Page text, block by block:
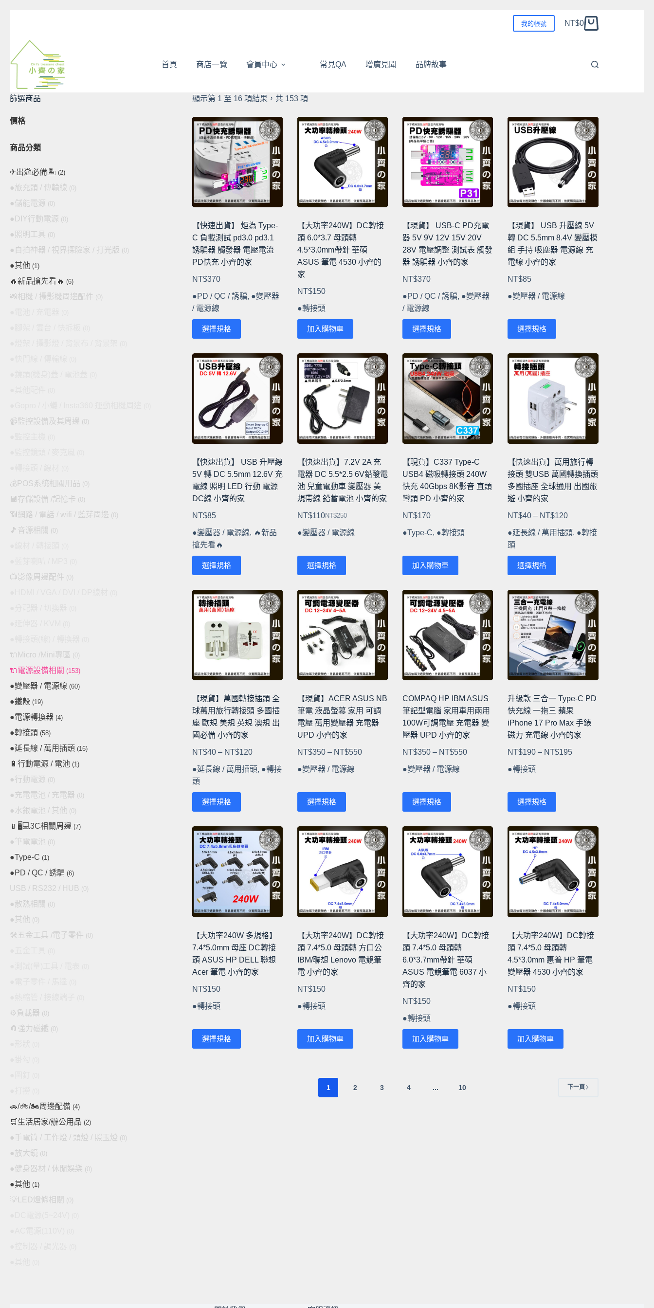
內
我的帳號
購
NT$0
首頁 商店一覽 會員中心 常見QA 增廣見聞 品牌故事
顯示第 1 至 16 項結果，共 153 項依
銷
度
序
【快速出貨】 炬為 Type-
C 負載測試 pd3.0 pd3.1
誘騙器 觸發器 電壓電流
PD快充 小齊的家
NT$370
●PD / QC / 誘騙, ●變壓器
/ 電源線
選擇規格
產
有
式。
可
在
產
品
頁
面
選
選
項
【大功率240W】DC轉接
頭 6.0*3.7 母頭轉
4.5*3.0mm帶針 華碩
ASUS 筆電 4530 小齊的
家
NT$150
●轉接頭
加入購物車
【現貨】 USB-C PD充電
器 5V 9V 12V 15V 20V
28V 電壓調整 測試表 觸發
器 誘騙器 小齊的家
NT$370
●PD / QC / 誘騙, ●變壓器
/ 電源線
選擇規格
產
有
多
種
式。
可
在
產
品
頁
面
選
選
項
【現貨】 USB 升壓線 5V
轉 DC 5.5mm 8.4V 變壓模
組 手持 吸塵器 電源線 充
電線 小齊的家
NT$85
●變壓器 / 電源線
選擇規格
產
有
多
在
產
品
頁
面
選
選
項
【快速出貨】 USB 升壓線
5V 轉 DC 5.5mm 12.6V 充
電線 照明 LED 行動 電源
DC線 小齊的家
NT$85
●變壓器 / 電源線, 🔥新品
搶先看🔥
選擇規格
產
有
多
在
產
品
頁
面
選
選
項
【快速出貨】7.2V 2A 充
電器 DC 5.5*2.5 6V鉛酸電
池 兒童電動車 變壓器 美
規帶線 鉛蓄電池 小齊的家
NT$250
原
始
格：
NT$250。
NT$110
目
前
格：
NT$110。
●變壓器 / 電源線
選擇規格
產
有
款
式。
在
產
品
頁
面
選
選
項
【現貨】C337 Type-C
USB4 磁吸轉接頭 240W
快充 40Gbps 8K影音 直頭
彎頭 PD 小齊的家
NT$170
●Type-C, ●轉接頭
加入購物車
【快速出貨】萬用旅行轉
接頭 雙USB 萬國轉換插頭
多國插座 全球通用 出國旅
遊 小齊的家
NT$40 – NT$120價
格
NT$120
●延長線 / 萬用插頭, ●轉接
頭
選擇規格
產
有
多
種
款
式。
可
在
產
品
頁
面
選
選
項
【現貨】萬國轉接插頭 全
球萬用旅行轉接頭 多國插
座 歐規 美規 英規 澳規 出
國必備 小齊的家
NT$40 – NT$120價
格
NT$120
●延長線 / 萬用插頭, ●轉接
頭
選擇規格
產
有
式。
在
產
品
頁
面
選
選
項
【現貨】ACER ASUS NB
筆電 液晶螢幕 家用 可調
電壓 萬用變壓器 充電器
UPD 小齊的家
NT$350 – NT$550價
NT$550
●變壓器 / 電源線
選擇規格
產
有
式。
在
產
品
頁
面
選
選
項
COMPAQ HP IBM ASUS
筆記型電腦 家用車用兩用
100W可調電壓 充電器 變
壓器 UPD 小齊的家
NT$350 – NT$550價
NT$550
●變壓器 / 電源線
選擇規格
產
有
在
產
品
頁
面
選
擇
項
升級款 三合一 Type-C PD
快充線 一拖三 蘋果
iPhone 17 Pro Max 手錶
磁力 充電線 小齊的家
NT$190 – NT$195價
NT$195
●轉接頭
選擇規格
產
有
式。
在
產
品
頁
面
選
選
項
【大功率240W 多規格】
7.4*5.0mm 母座 DC轉接
頭 ASUS HP DELL 聯想
Acer 筆電 小齊的家
NT$150
●轉接頭
選擇規格
產
【大功率240W】DC轉接
頭 7.4*5.0 母頭轉 方口公
IBM/聯想 Lenovo 電競筆
電 小齊的家
NT$150
●轉接頭
加入購物車
【大功率240W】DC轉接
頭 7.4*5.0 母頭轉
6.0*3.7mm帶針 華碩
ASUS 電競筆電 6037 小
齊的家
NT$150
●轉接頭
加入購物車
【大功率240W】DC轉接
頭 7.4*5.0 母頭轉
4.5*3.0mm 惠普 HP 筆電
變壓器 4530 小齊的家
NT$150
●轉接頭
加入購物車
1 2 3 4 ... 10 下一頁
篩選商品
價格
商品分類
✈出遊必備🏝 (2)
●旅充頭 / 傳輸線 (0)
●儲能電源 (0)
●DIY行動電源 (0)
●照明工具 (0)
●自拍神器 / 視界探險家 / 打光版 (0)
●其他 (1)
🔥新品搶先看🔥 (6)
📸相機 / 攝影機周邊配件 (0)
📹監控設備及其周邊 (0)
💰POS系統相關用品 (0)
💾存儲設備 /記憶卡 (0)
📶網路 / 電話 / wifi / 藍芽周邊 (0)
🎵音源相關 (0)
📺影像周邊配件 (0)
🔌Micro /Mini專區 (0)
🔌電源設備相關 (153)
●變壓器 / 電源線 (60)
●鐵殼 (19)
●電源轉換器 (4)
●轉接頭 (58)
●延長線 / 萬用插頭 (16)
🔋行動電源 / 電池 (1)
●行動電源 (0)
●充電電池 / 充電器 (0)
●水銀電池 / 其他 (0)
📱🖥️💻3C相關周邊 (7)
●筆電電池 (0)
●Type-C (1)
●PD / QC / 誘騙 (6)
USB / RS232 / HUB (0)
●散熱相關 (0)
●其他 (0)
🛠️五金工具 /電子零件 (0)
⚙️負載器 (0)
🧲強力磁鐵 (0)
🚗/🚲/🏍️周邊配備 (4)
🛒生活居家/辦公用品 (2)
●手電筒 / 工作燈 / 頭燈 / 照玉燈 (0)
●放大鏡 (0)
●健身器材 / 休閒娛樂 (0)
●其他 (1)
💡LED燈條相關 (0)